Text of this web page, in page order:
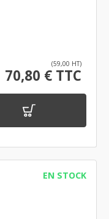
(59,00 HT)
70,80 € TTC
EN STOCK